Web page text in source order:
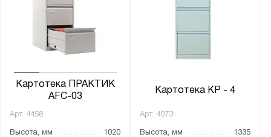
Картотека ПРАКТИК
AFC-03
Арт. 4458
Высота, мм
1020
Картотека KP - 4
Арт. 4073
Высота, мм
1335